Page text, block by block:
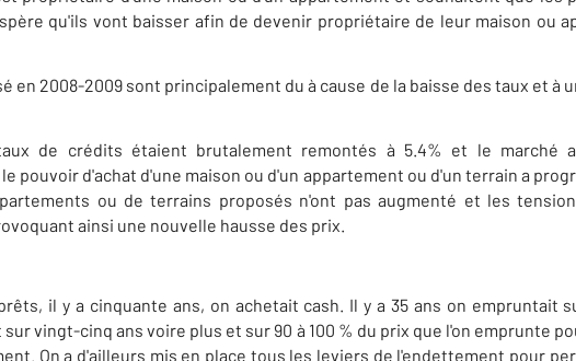
qu'ils vont baisser afin de devenir propriétaire de leur maison ou
en 2008-2009 sont principalement du à cause de la baisse des taux et à
de crédits étaient brutalement remontés à 5.4% et le marché
pouvoir d'achat d'une maison ou d'un appartement ou d'un terrain a
ou de terrains proposés n'ont pas augmenté et les
ainsi une nouvelle hausse des prix.
il y a cinquante ans, on achetait cash. Il y a 35 ans on empruntait
vingt-cinq ans voire plus et sur 90 à 100 % du prix que l'on emprunte
On a d'ailleurs mis en place tous les leviers de l'endettement pour